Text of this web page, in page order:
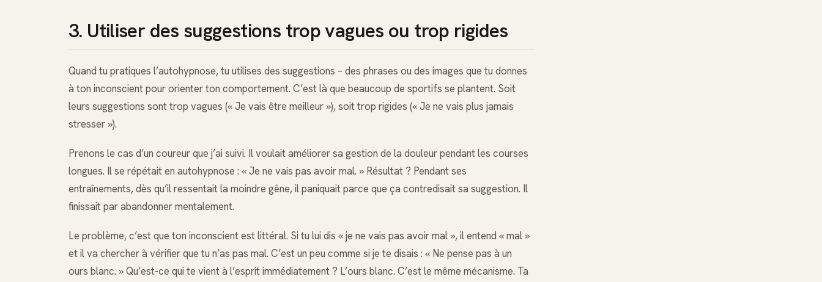
3. Utiliser des suggestions trop vagues ou trop rigides
Quand tu pratiques l’autohypnose, tu utilises des suggestions – des phrases ou des images que tu donnes
à ton inconscient pour orienter ton comportement. C’est là que beaucoup de sportifs se plantent. Soit
leurs suggestions sont trop vagues (« Je vais être meilleur »), soit trop rigides (« Je ne vais plus jamais
stresser »).
Prenons le cas d’un coureur que j’ai suivi. Il voulait améliorer sa gestion de la douleur pendant les courses
longues. Il se répétait en autohypnose : « Je ne vais pas avoir mal. » Résultat ? Pendant ses
entraînements, dès qu’il ressentait la moindre gêne, il paniquait parce que ça contredisait sa suggestion. Il
finissait par abandonner mentalement.
Le problème, c’est que ton inconscient est littéral. Si tu lui dis « je ne vais pas avoir mal », il entend « mal »
et il va chercher à vérifier que tu n’as pas mal. C’est un peu comme si je te disais : « Ne pense pas à un
ours blanc. » Qu’est-ce qui te vient à l’esprit immédiatement ? L’ours blanc. C’est le même mécanisme. Ta